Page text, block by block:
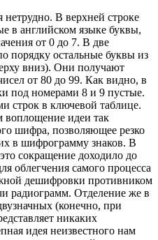
нетрудно. В верхней строке
в английском языке буквы,
от 0 до 7. В две
порядку остальные буквы из
вниз). Они получают
от 80 до 99. Как видно, в
под номерами 8 и 9 пустые.
строк в ключевой таблице.
воплощение идеи так
шифра, позволяющее резко
в шифрограмму знаков. В
сокращение доходило до
облегчения самого процесса
дешифровки противником
радиограмм. Отделение же в
(конечно, при
никаких
идея неизвестного нам